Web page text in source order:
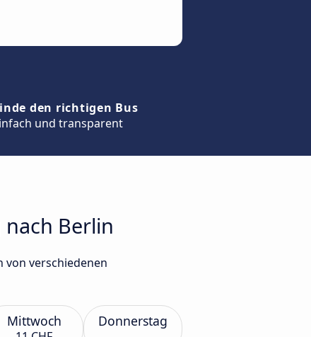
den richtigen Bus
und transparent
Berlin
von verschiedenen
Mittwoch Donnerstag